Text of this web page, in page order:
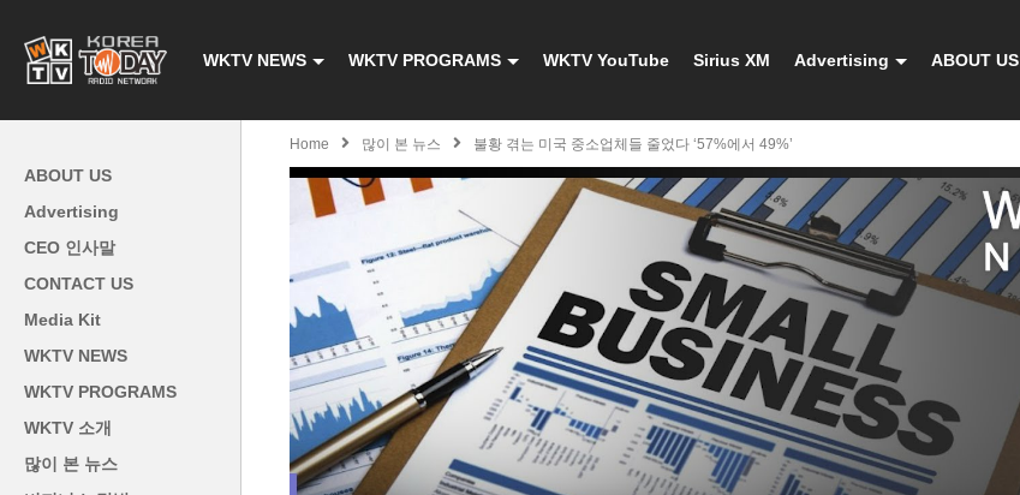
WKTV NEWS WKTV PROGRAMS WKTV YouTube Sirius XM Advertising ABOUT US
ABOUT US
Advertising
CEO 인사말
CONTACT US
Media Kit
WKTV NEWS
WKTV PROGRAMS
WKTV 소개
많이 본 뉴스
Home 많이 본 뉴스 불황 겪는 미국 중소업체들 줄었다 ‘57%에서 49%’